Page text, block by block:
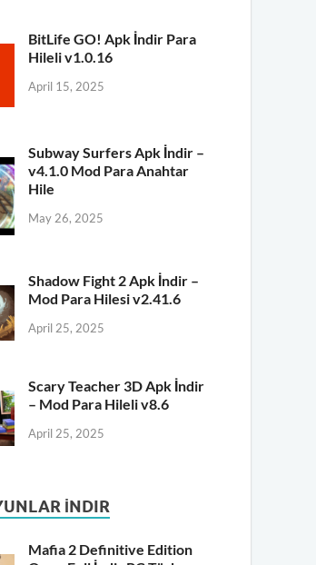
BitLife GO! Apk İndir Para
Hileli v1.0.16
April 15, 2025
Subway Surfers Apk İndir –
v4.1.0 Mod Para Anahtar
Hile
May 26, 2025
Shadow Fight 2 Apk İndir –
Mod Para Hilesi v2.41.6
April 25, 2025
Scary Teacher 3D Apk İndir
– Mod Para Hileli v8.6
April 25, 2025
İNDIR
Mafia 2 Definitive Edition